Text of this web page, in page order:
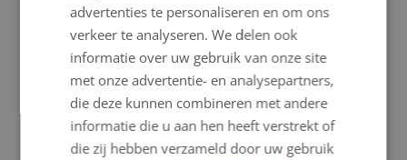
advertenties te personaliseren en om ons
verkeer te analyseren. We delen ook
informatie over uw gebruik van onze site
met onze advertentie- en analysepartners,
die deze kunnen combineren met andere
informatie die u aan hen heeft verstrekt of
die zij hebben verzameld door uw gebruik